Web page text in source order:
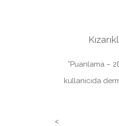
*Puanlama –
kullanıcıda
<